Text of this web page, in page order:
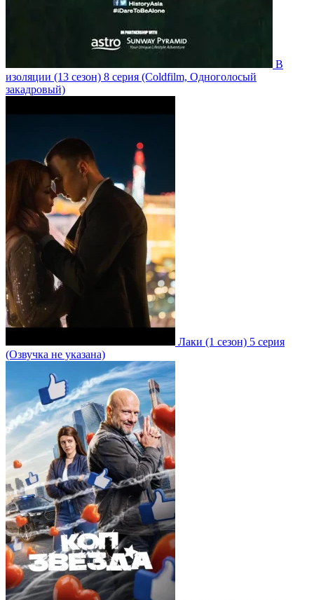
В
изоляции (13 сезон) 8 серия (Coldfilm, Одноголосый
закадровый)
Лаки (1 сезон) 5 серия
(Озвучка не указана)